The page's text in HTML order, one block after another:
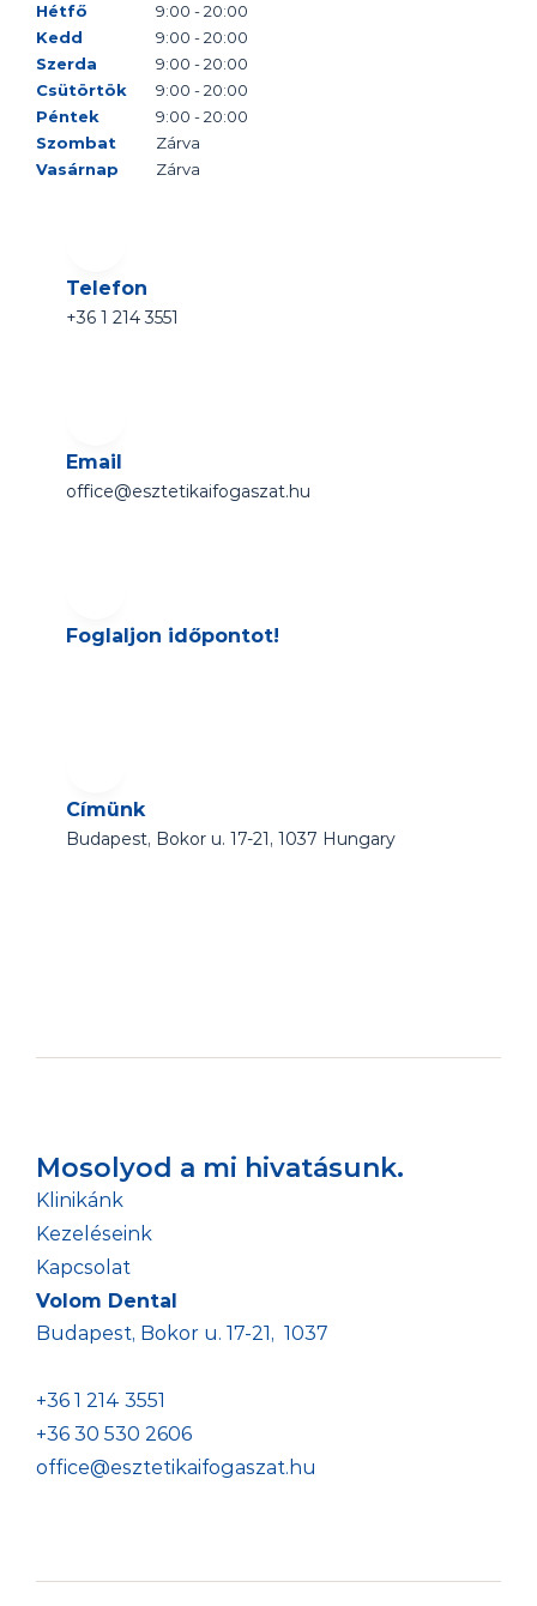
Telefon
+36 1 214 3551
Email
office@esztetikaifogaszat.hu
Foglaljon időpontot!
Címünk
Budapest, Bokor u. 17-21, 1037 Hungary
Hétfő
9:00 - 20:00
Kedd
9:00 - 20:00
Szerda
9:00 - 20:00
Csütörtök
9:00 - 20:00
Péntek
9:00 - 20:00
Szombat
Zárva
Vasárnap
Zárva
Mosolyod a mi hivatásunk.
Klinikánk
Kezeléseink
Kapcsolat
Volom Dental
Budapest, Bokor u. 17-21,  1037
+36 1 214 3551
+36 30 530 2606
office@esztetikaifogaszat.hu